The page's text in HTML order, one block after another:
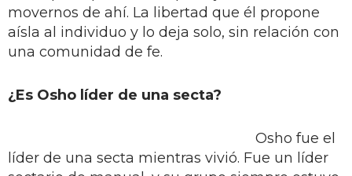
movernos de ahí. La libertad que él propone
aísla al individuo y lo deja solo, sin relación con
una comunidad de fe.
¿Es Osho líder de una secta?
Osho fue el
líder de una secta mientras vivió. Fue un líder